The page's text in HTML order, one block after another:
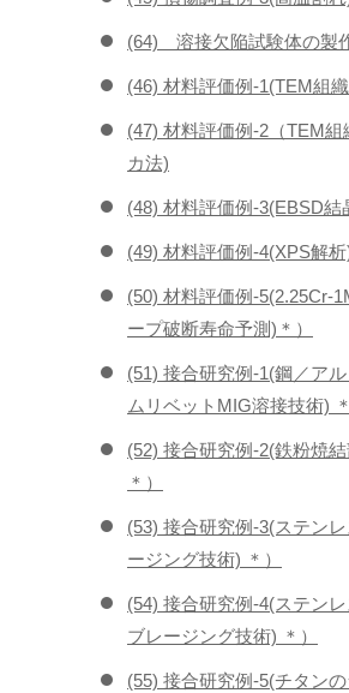
(64) 溶接欠陥試験体の製
(46) 材料評価例-1(TEM組
(47) 材料評価例-2（TEM組
カ法)
(48) 材料評価例-3(EBSD結
(49) 材料評価例-4(XPS解析
(50) 材料評価例-5(2.25Cr-
ープ破断寿命予測)＊）
(51) 接合研究例-1(鋼／ア
ムリベットMIG溶接技術) ＊
(52) 接合研究例-2(鉄粉焼
＊）
(53) 接合研究例-3(ステン
ージング技術) ＊）
(54) 接合研究例-4(ステン
ブレージング技術) ＊）
(55) 接合研究例-5(チタン